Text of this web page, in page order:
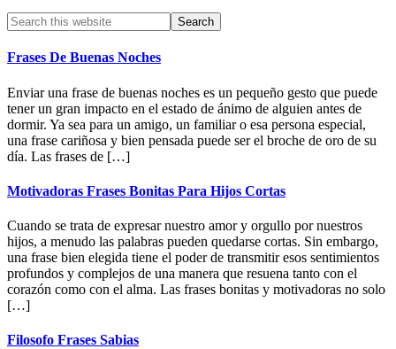
Primary
Sidebar
Search
this
website
Frases De Buenas Noches
Enviar una frase de buenas noches es un pequeño gesto que puede
tener un gran impacto en el estado de ánimo de alguien antes de
dormir. Ya sea para un amigo, un familiar o esa persona especial,
una frase cariñosa y bien pensada puede ser el broche de oro de su
día. Las frases de […]
Motivadoras Frases Bonitas Para Hijos Cortas
Cuando se trata de expresar nuestro amor y orgullo por nuestros
hijos, a menudo las palabras pueden quedarse cortas. Sin embargo,
una frase bien elegida tiene el poder de transmitir esos sentimientos
profundos y complejos de una manera que resuena tanto con el
corazón como con el alma. Las frases bonitas y motivadoras no solo
[…]
Filosofo Frases Sabias